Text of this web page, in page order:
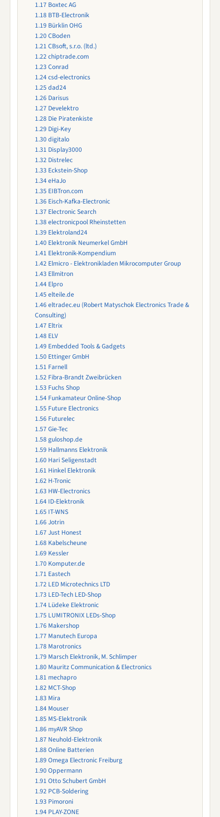
1.17 Boxtec AG
1.18 BTB-Electronik
1.19 Bürklin OHG
1.20 CBoden
1.21 CBsoft, s.r.o. (ltd.)
1.22 chiptrade.com
1.23 Conrad
1.24csd-electronics
1.25 dad24
1.26 Darisus
1.27 Develektro
1.28 Die Piratenkiste
1.29 Digi-Key
1.30 digitalo
1.31 Display3000
1.32 Distrelec
1.33 Eckstein-Shop
1.34eHaJo
1.35 EIBTron.com
1.36 Eisch-Kafka-Electronic
1.37 Electronic Search
1.38 electronicpool Rheinstetten
1.39 Elektroland24
1.40 Elektronik Neumerkel GmbH
1.41 Elektronik-Kompendium
1.42 Elmicro - Elektronikladen Mikrocomputer Group
1.43 Ellmitron
1.44 Elpro
1.45 elteile.de
1.46eltradec.eu (Robert Matyschok Electronics Trade &
Consulting)
1.47 Eltrix
1.48 ELV
1.49 Embedded Tools & Gadgets
1.50 Ettinger GmbH
1.51 Farnell
1.52 Fibra-Brandt Zweibrücken
1.53 Fuchs Shop
1.54 Funkamateur Online-Shop
1.55 Future Electronics
1.56 Futurelec
1.57 Gie-Tec
1.58 guloshop.de
1.59 Hallmanns Elektronik
1.60 Hari Seligenstadt
1.61 Hinkel Elektronik
1.62 H-Tronic
1.63 HW-Electronics
1.64 ID-Elektronik
1.65 IT-WNS
1.66Jotrin
1.67 Just Honest
1.68 Kabelscheune
1.69 Kessler
1.70 Komputer.de
1.71 Eastech
1.72 LED Microtechnics LTD
1.73 LED-Tech LED-Shop
1.74 Lüdeke Elektronic
1.75 LUMITRONIX LEDs-Shop
1.76 Makershop
1.77 Manutech Europa
1.78 Marotronics
1.79 Marsch Elektronik, M. Schlimper
1.80 Mauritz Communication & Electronics
1.81 mechapro
1.82 MCT-Shop
1.83 Mira
1.84 Mouser
1.85 MS-Elektronik
1.86 myAVR Shop
1.87 Neuhold-Elektronik
1.88 Online Batterien
1.89 Omega Electronic Freiburg
1.90 Oppermann
1.91 Otto Schubert GmbH
1.92 PCB-Soldering
1.93 Pimoroni
1.94 PLAY-ZONE